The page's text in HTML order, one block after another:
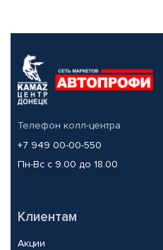
Телефон колл-центра
+7 949 00-00-550
Пн-Вс с 9.00 до 18.00
Клиентам
Акции